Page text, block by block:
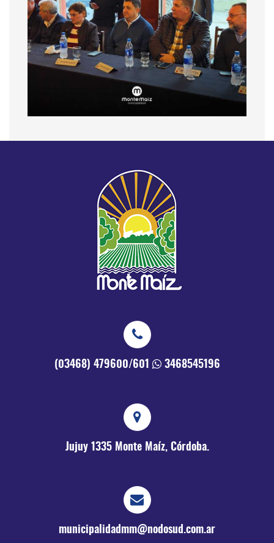
(03468) 479600/601 3468545196
Jujuy 1335 Monte Maíz, Córdoba.
municipalidadmm@nodosud.com.ar